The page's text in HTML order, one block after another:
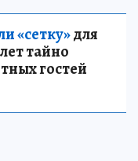
«сетку»для
тайно
гостей